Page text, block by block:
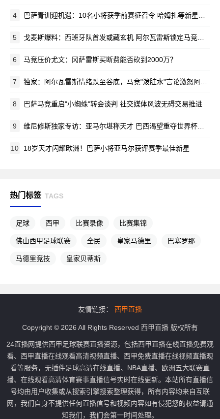
4 巴萨青训迎机遇：10名小将获季前赛征召令 哈姆扎等新星在列
5 戈麦斯爆料：西班牙队首发或藏玄机 阿尔瓦雷斯锁定马竞新赛季蓝图
6 马竞压价尤文：冈萨雷斯买断费能否砍到2000万？
7 独家：阿尔瓦雷斯情绪跌至谷底，马竞"泼脏水"言论激怒阿根廷新星
8 巴萨马竞重启"小蜘蛛"转会谈判 社交媒体风波无碍交易推进
9 维尼修斯独家专访：亚马尔堪称天才 巴西渴望重夺世界杯荣耀
10 18岁天才闪耀欧洲！巴萨小将亚马尔获评赛季最佳新星
热门标签 TAGS
足球 西甲 比赛录像 比赛集锦
佛山西甲足球联赛 全民 皇家马德里 巴塞罗那
马德里竞技 皇家贝蒂斯
友情链接： 西甲直播
Copyright © 2026 All Rights Reserved 西甲直播 版权所有
24直播网提供西甲足球联赛直播资源，包括西甲直播在线直播免费观
看、西甲直播在线观看高清视频直播、西甲免费直播在线视频直播观
看等服务，无插件足球高清在线直播、NBA直播、欧洲五大联赛直
播、在线观看高清体育赛事直播信号实时在线更新。本站所有直播信
号均由用户收集或从搜索引擎搜索整理获得，所有内容均来自互联
网，我们自身不提供任何直播信号和视频内容如有侵犯您的权益请通
知我们，我们会第一时间处理。